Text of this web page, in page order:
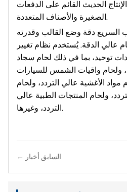
الحديث القائم على الدفعات
الصغيرة والأصناف المتعددة.
السريع دقة وضع القالب وقدرته
عالي الدقة. يُستخدم نظام تغيير
توحيد، بما في ذلك لحام سجاد
ولحام واقيات الشمس للسيارات
مواد الأغشية عالي التردد، ولحام
ولحام المنتجات الطبية عالي
التردد، وغيرها.
← السابق أخبار